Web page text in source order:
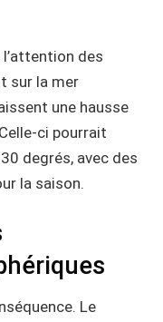
des
sur la mer
une hausse
ci pourrait
degrés, avec des
la saison.
Le